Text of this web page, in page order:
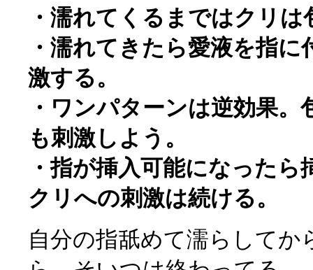
・濡れてくるまではクリ
・濡れてきたら愛液を指
激する。
・ワンパターンは逆効果
も刺激しよう。
・指が挿入可能になった
クリへの刺激は続ける。
自分の指舐めて濡らして